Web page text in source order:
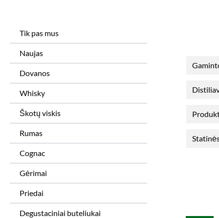
Tik pas mus
Naujas
Dovanos
Whisky
Škotų viskis
Rumas
Cognac
Gėrimai
Priedai
Degustaciniai buteliukai